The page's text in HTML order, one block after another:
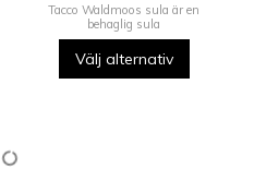
Tacco Waldmoos sula är en
behaglig sula
Välj alternativ